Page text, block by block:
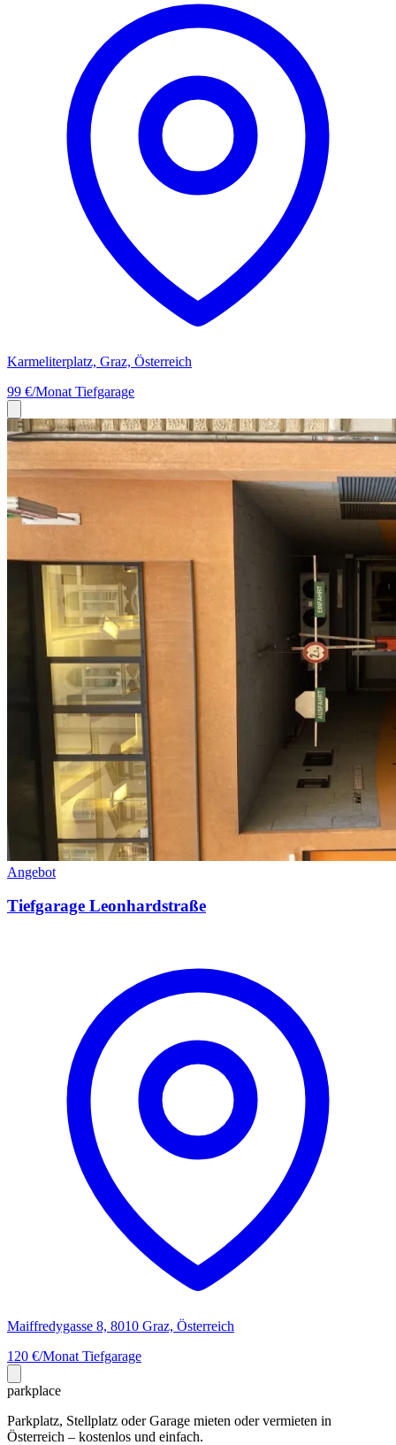
Karmeliterplatz, Graz, Österreich
99 €/Monat Tiefgarage
Angebot
Tiefgarage Leonhardstraße
Maiffredygasse 8, 8010 Graz, Österreich
120 €/Monat Tiefgarage
parkplace
Parkplatz, Stellplatz oder Garage mieten oder vermieten in
Österreich – kostenlos und einfach.